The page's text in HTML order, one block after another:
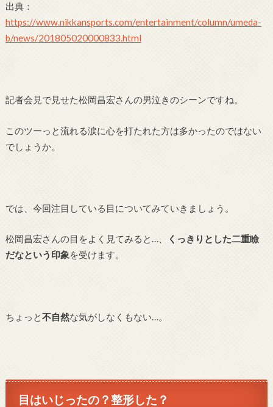
出典：
https://www.nikkansports.com/entertainment/column/umeda-
b/news/201805020000833.html
記者会見で見せた松岡昌宏さんの男泣きのシーンですね。
このツーっと流れる涙に心を打たれた方は多かったのではない
でしょうか。
では、今回注目している目についてみていきましょう。
松岡昌宏さんの目をよく見てみると…、
くっきりとした二重瞼
だなという印象を受けます。
ちょっと不自然な気がしなくもない…。
目はいじったの？整形した？